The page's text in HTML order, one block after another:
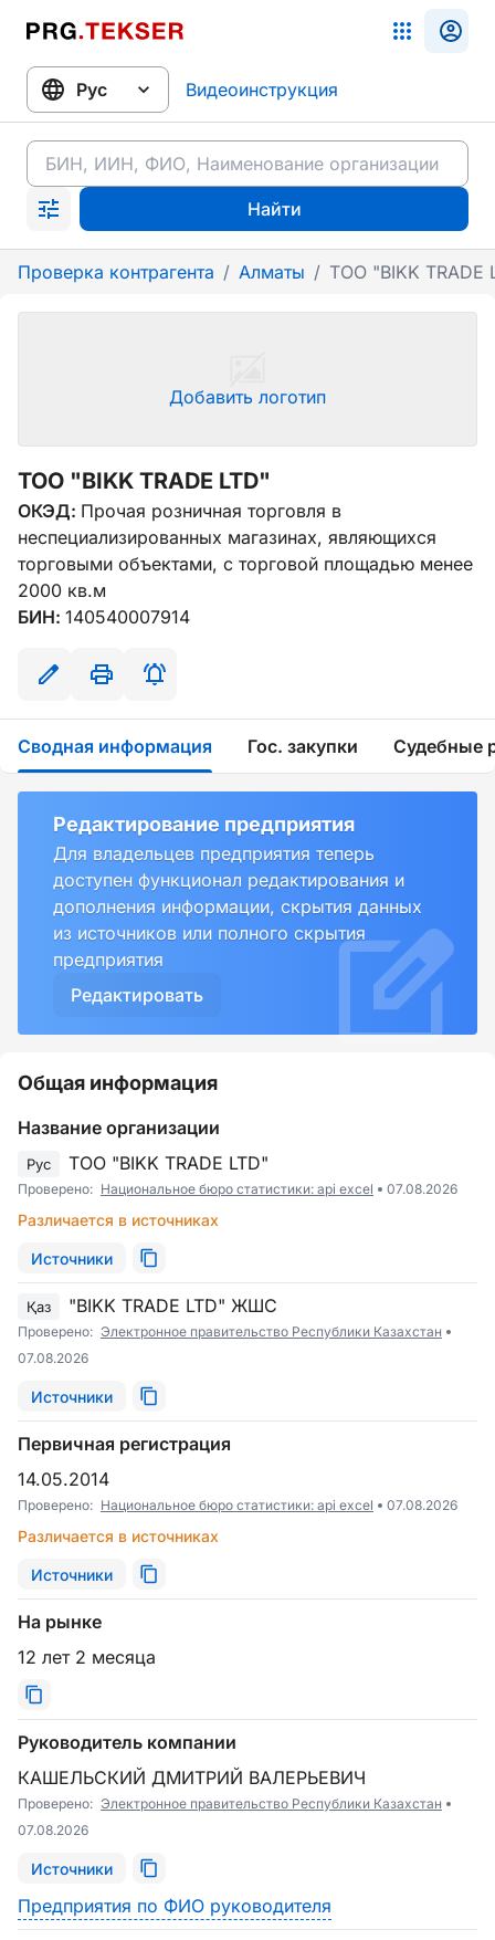
Видеоинструкция
Найти
Проверка контрагента / Алматы / ТОО "BIKK TRADE
Добавить логотип
ТОО "BIKK TRADE LTD"
ОКЭД: Прочая розничная торговля в
неспециализированных магазинах, являющихся
торговыми объектами, с торговой площадью менее
2000 кв.м
БИН: 140540007914
Сводная информация Гос. закупки Судебные
Редактирование предприятия
Для владельцев предприятия теперь
доступен функционал редактирования и
дополнения информации, скрытия данных
из источников или полного скрытия
предприятия
Редактировать
Общая информация
Название организации
Рус ТОО "BIKK TRADE LTD"
Проверено: Национальное бюро статистики: api excel 07.08.2026
Различается в источниках
Источники
Қаз "BIKK TRADE LTD" ЖШС
Проверено: Электронное правительство Республики Казахстан
07.08.2026
Источники
Первичная регистрация
14.05.2014
Проверено: Национальное бюро статистики: api excel 07.08.2026
Различается в источниках
Источники
На рынке
12 лет 2 месяца
Руководитель компании
КАШЕЛЬСКИЙ ДМИТРИЙ ВАЛЕРЬЕВИЧ
Проверено: Электронное правительство Республики Казахстан
07.08.2026
Источники
Предприятия по ФИО руководителя